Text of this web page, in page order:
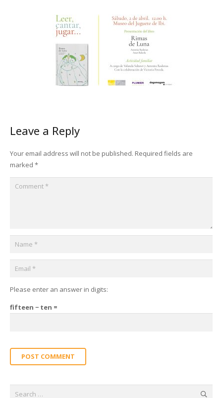
Leave a Reply
Your email address will not be published. Required fields are
marked *
Please enter an answer in digits:
fifteen − ten =
POST COMMENT